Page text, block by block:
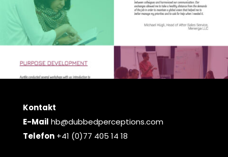
Kontakt
E-Mail hb@dubbedperceptions.com
Telefon+41 (0)77 405 14 18